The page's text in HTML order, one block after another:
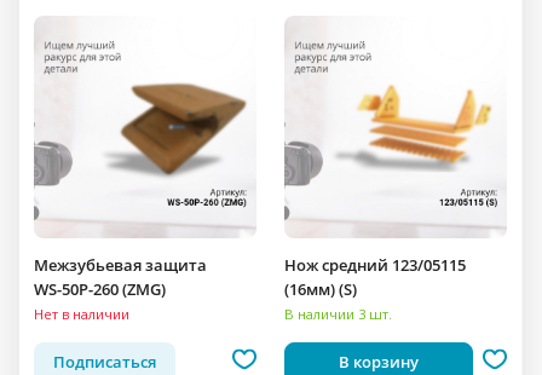
Межзубьевая защита
WS-50P-260 (ZMG)
Нет в наличии
Подписаться
Нож средний 123/05115
(16мм) (S)
В наличии 3 шт.
В корзину